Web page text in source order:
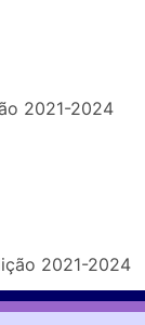
2021-2024